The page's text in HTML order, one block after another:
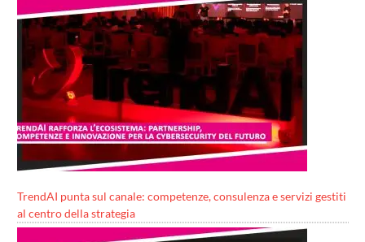
TrendAI punta sul canale: competenze, consulenza e servizi gestiti
al centro della strategia